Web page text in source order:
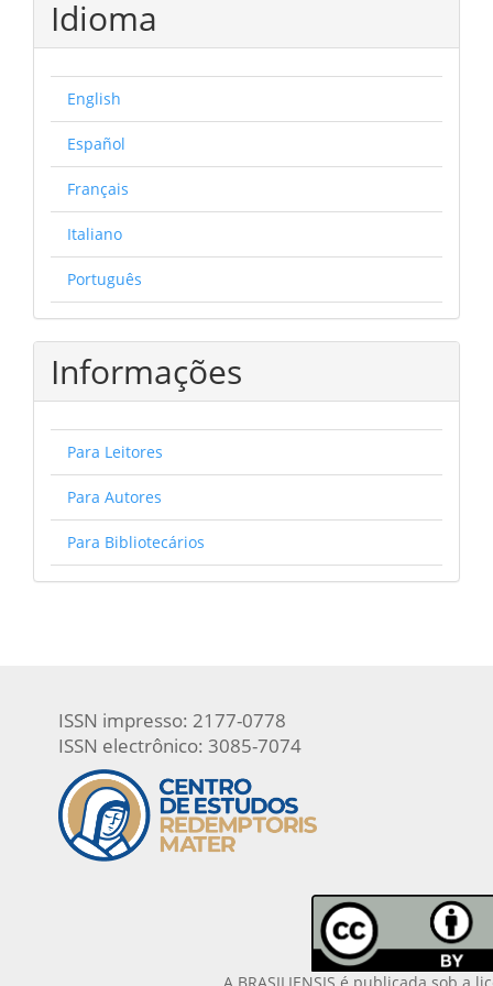
Idioma
English
Español
Français
Italiano
Português
Informações
Para Leitores
Para Autores
Para Bibliotecários
ISSN impresso: 2177-0778
ISSN electrônico: 3085-7074